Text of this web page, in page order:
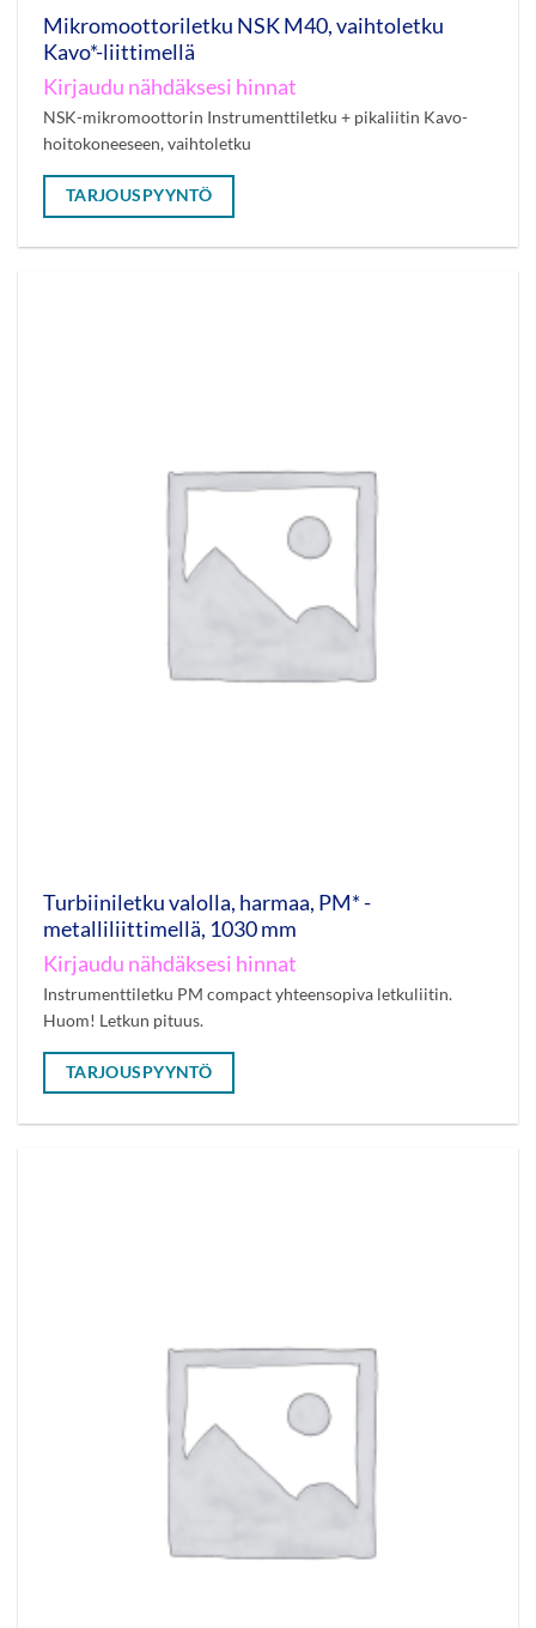
Mikromoottoriletku NSK M40, vaihtoletku
Kavo*-liittimellä
Kirjaudu nähdäksesi hinnat
NSK-mikromoottorin Instrumenttiletku + pikaliitin Kavo-
hoitokoneeseen, vaihtoletku
TARJOUSPYYNTÖ
Turbiiniletku valolla, harmaa, PM* -
metalliliittimellä, 1030 mm
Kirjaudu nähdäksesi hinnat
Instrumenttiletku PM compact yhteensopiva letkuliitin.
Huom! Letkun pituus.
TARJOUSPYYNTÖ